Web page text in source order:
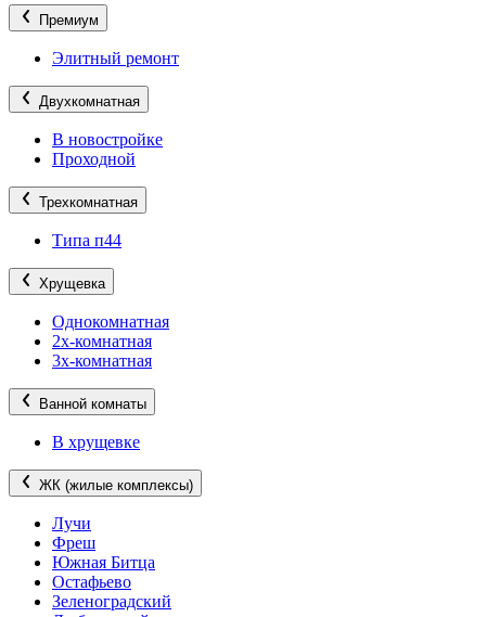
Премиум
Элитный ремонт
Двухкомнатная
В новостройке
Проходной
Трехкомнатная
Типа п44
Хрущевка
Однокомнатная
2х-комнатная
3х-комнатная
Ванной комнаты
В хрущевке
ЖК (жилые комплексы)
Лучи
Фреш
Южная Битца
Остафьево
Зеленоградский